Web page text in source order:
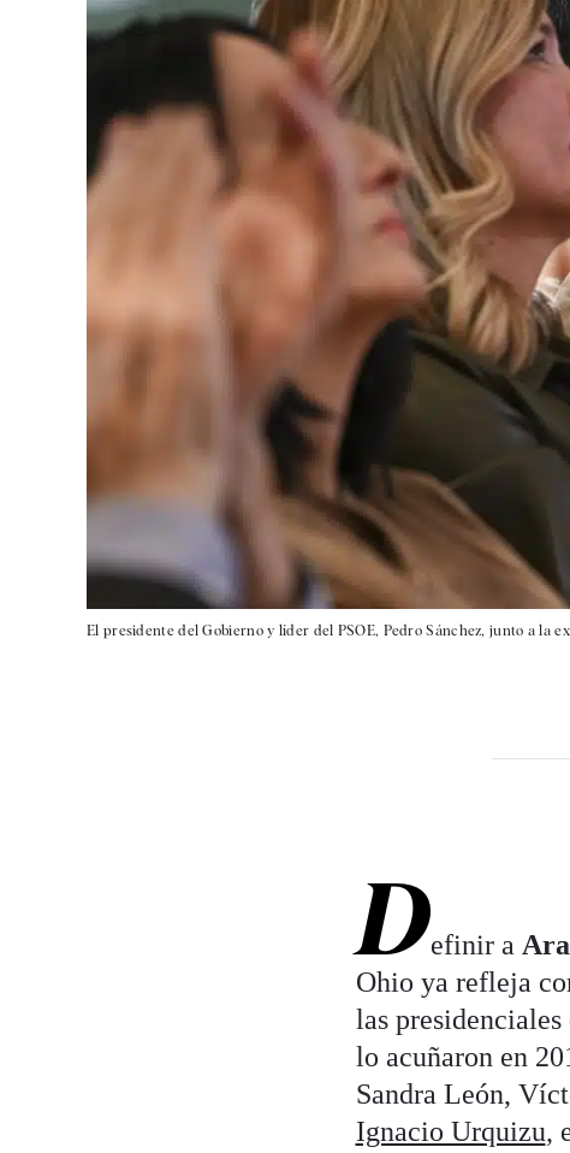
El presidente del Gobierno y líder del PSOE, Pedro Sánchez, junto a
Definir a
Ohio ya refleja
las
lo acuñaron en
Sandra León,
Ignacio Urquizu,